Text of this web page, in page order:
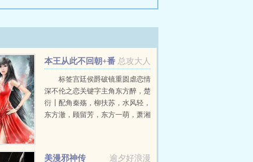
总攻大人
本王从此不回朝+番
标签宫廷侯爵破镜重圆虐恋情
深不伦之恋关键字主角东方醉，楚
衍┃配角秦殇，柳扶苏，水风轻，
东方澈，顾留芳，东方一萌，萧湘
逾夕好浪漫
美漫邪神传